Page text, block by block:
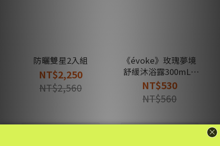
防曬雙星2入組
NT$2,250
NT$2,560
《évoke》玫瑰夢境
舒緩沐浴露300mL -
敏弱首選
NT$530
NT$560